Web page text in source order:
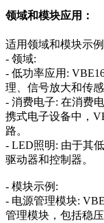
领域和模块应用：
适用领域和模块示
- 领域:
- 低功率应用:
理、信号放大和传
- 消费电子: 在消费
携式电子设备中，
路。
- LED照明: 由于其
驱动器和控制器。
- 模块示例:
- 电源管理模块:
管理模块，包括稳